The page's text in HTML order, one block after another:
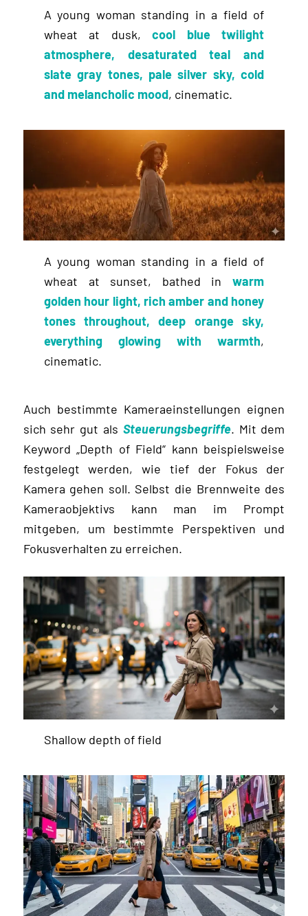
A young woman standing in a field of
wheat at dusk,cool blue twilight
atmosphere, desaturated teal and
slate gray tones, pale silver sky, cold
and melancholic mood, cinematic.
A young woman standing in a field of
wheat at sunset, bathed in warm
golden hour light, rich amber and honey
tones throughout, deep orange sky,
everything glowing with warmth,
cinematic.
Auch bestimmte Kameraeinstellungen eignen
sich sehr gut als Steuerungsbegriffe. Mit dem
Keyword „Depth of Field“ kann beispielsweise
festgelegt werden, wie tief der Fokus der
Kamera gehen soll. Selbst die Brennweite des
Kameraobjektivs kann man im Prompt
mitgeben, um bestimmte Perspektiven und
Fokusverhalten zu erreichen.
Shallow depth of field